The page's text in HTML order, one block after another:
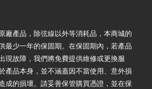
廠產品，除弦線以外等消耗品，本商城的
最少一年的保固期。在保固期內，若產品
現故障，我們將免費提供維修或更換服
產品本身，並不涵蓋因不當使用、意外損
成的損壞。請妥善保管購買憑證，並在保